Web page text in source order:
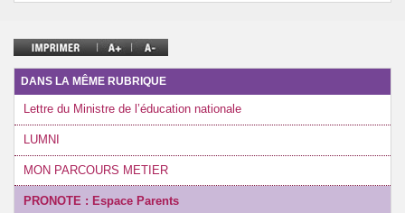
DANS LA MÊME RUBRIQUE
Lettre du Ministre de l’éducation nationale
LUMNI
MON PARCOURS METIER
PRONOTE : Espace Parents